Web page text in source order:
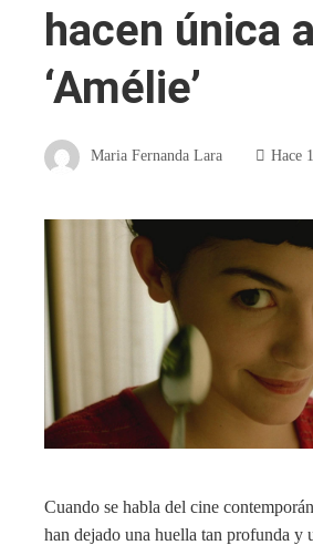
hacen única a
‘Amélie’
Maria Fernanda Lara Hace
Cuando se habla del cine
han dejado una huella tan profunda y